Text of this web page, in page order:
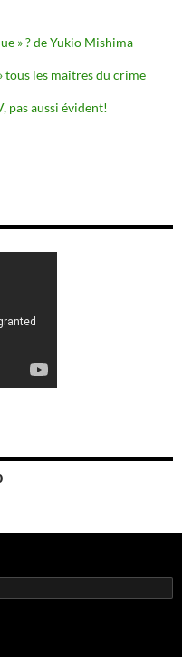
» ? de Yukio Mishima
tous les maîtres du crime
pas aussi évident!